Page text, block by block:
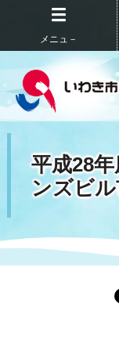
メニュ－
平成28
ンズビ